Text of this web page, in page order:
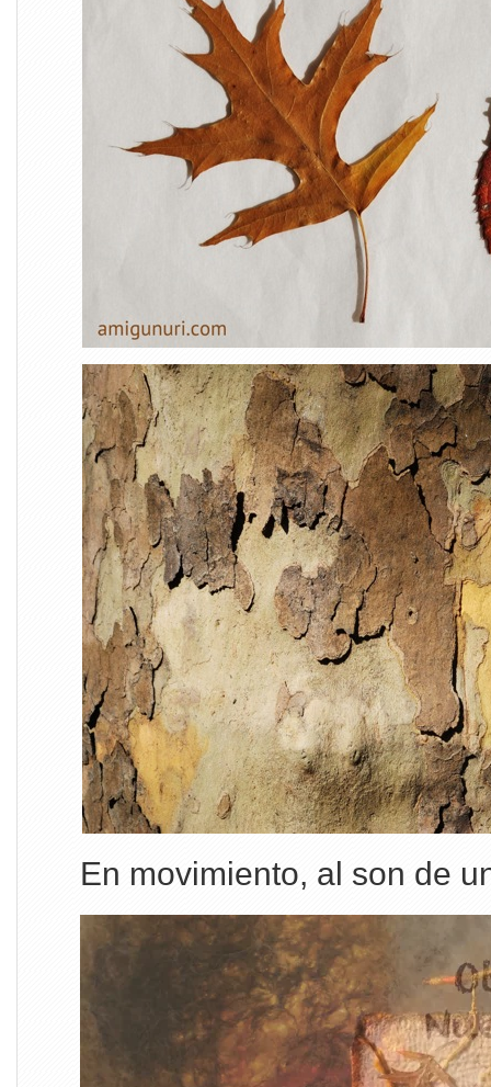
En movimiento, al son de